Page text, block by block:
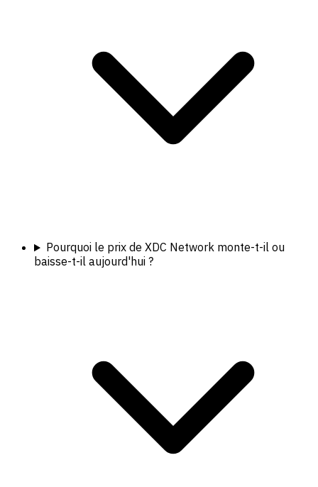
Pourquoi le prix de XDC Network monte-t-il ou
baisse-t-il aujourd'hui ?